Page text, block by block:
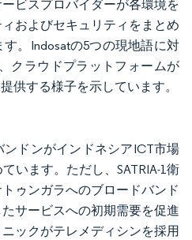
ビスプロバイダーが各環境を
およびセキュリティをまとめ
。Indosatの5つの現地語に対
クラウドプラットフォームが
供する様子を示しています。
ドンがインドネシアICT市場
います。ただし、SATRIA-1衛
ゥンガラへのブロードバンド
サービスへの初期需要を促進
ックがテレメディシンを採用